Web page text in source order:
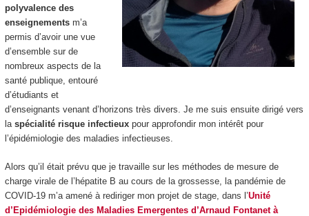
polyvalence des
enseignementsm’a
permis d’avoir une vue
d’ensemble sur de
nombreux aspects de la
santé publique, entouré
d’étudiants et
d’enseignants venant d’horizons très divers. Je me suis ensuite dirigé vers
la spécialité risque infectieuxpour approfondir mon intérêt pour
l’épidémiologie des maladies infectieuses.
Alors qu’il était prévu que je travaille sur les méthodes de mesure de
charge virale de l’hépatite B au cours de la grossesse, la pandémie de
COVID-19 m’a amené à rediriger mon projet de stage, dans l’Unité
d’Epidémiologie des Maladies Emergentes d’Arnaud Fontanet à